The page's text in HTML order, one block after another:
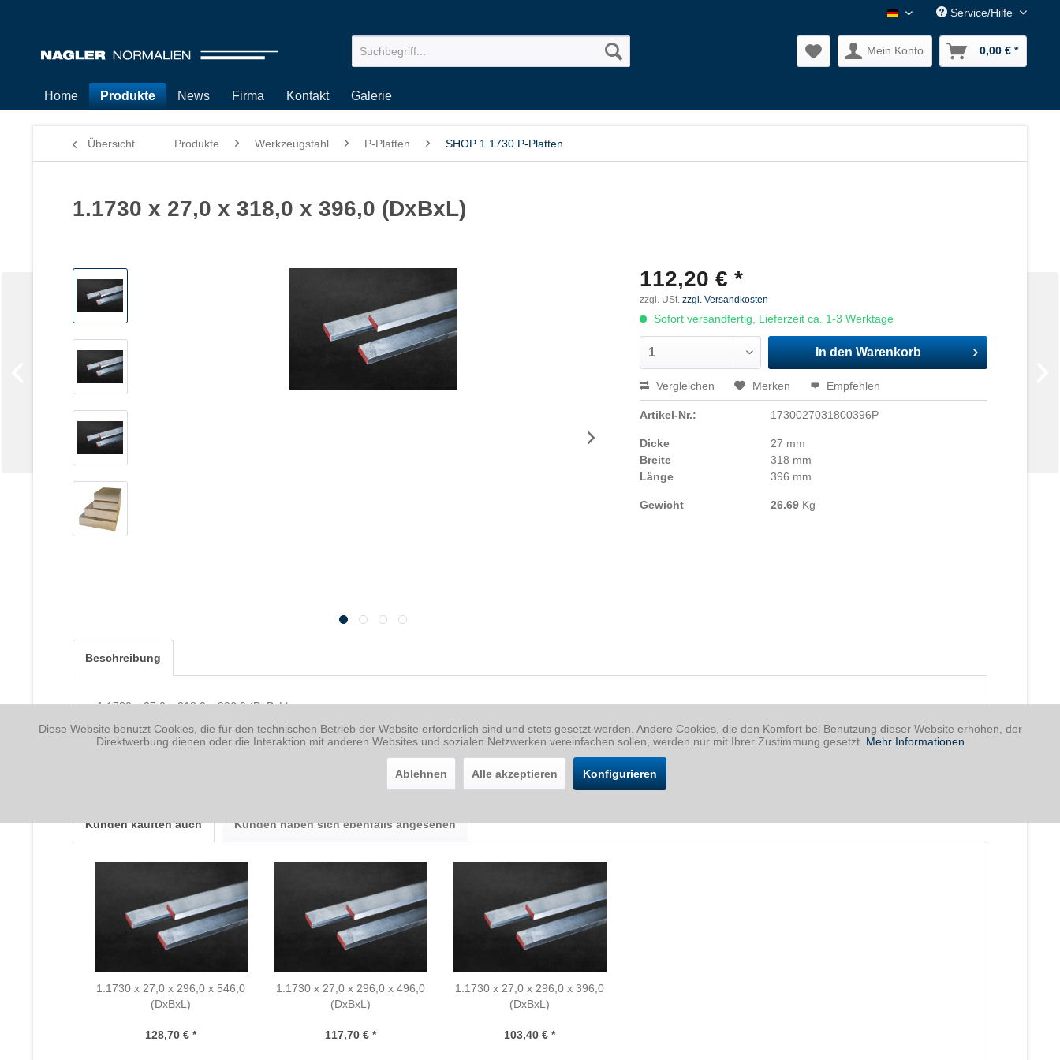
Nagler Normalien DE
Service/Hilfe
Mein Konto 0,00 € *
Home Produkte News Firma Kontakt Galerie
Übersicht Produkte Werkzeugstahl P-Platten SHOP 1.1730 P-Platten
1.1730 x 27,0 x 318,0 x 396,0 (DxBxL)
112,20 € *
zzgl. USt.zzgl. Versandkosten
Sofort versandfertig, Lieferzeit ca. 1-3 Werktage
In den Warenkorb
Vergleichen Merken Empfehlen
Artikel-Nr.: 1730027031800396P
Dicke
27 mm
Breite
318 mm
Länge
396 mm
Gewicht 26.69 Kg
Beschreibung
1.1730 x 27,0 x 318,0 x 396,0 (DxBxL)
Fragen zum Artikel?
Weitere Artikel von Nagler Normalien GmbH
Kunden kauften auch Kunden haben sich ebenfalls angesehen
1.1730 x 27,0 x 296,0 x 546,0
(DxBxL)
128,70 € *
1.1730 x 27,0 x 296,0 x 496,0
(DxBxL)
117,70 € *
1.1730 x 27,0 x 296,0 x 396,0
(DxBxL)
103,40 € *
Diese Website benutzt Cookies, die für den technischen Betrieb der Website erforderlich sind und stets gesetzt werden. Andere Cookies, die den Komfort bei Benutzung dieser Website erhöhen, der
Direktwerbung dienen oder die Interaktion mit anderen Websites und sozialen Netzwerken vereinfachen sollen, werden nur mit Ihrer Zustimmung gesetzt. Mehr Informationen
Ablehnen Alle akzeptieren Konfigurieren